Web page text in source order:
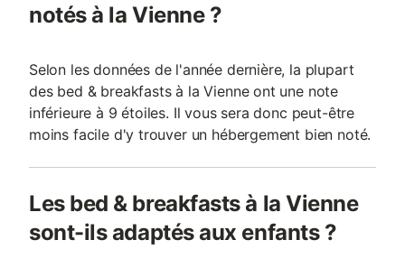
notés à la Vienne ?
Selon les données de l'année dernière, la plupart
des bed & breakfasts à la Vienne ont une note
inférieure à 9 étoiles. Il vous sera donc peut-être
moins facile d'y trouver un hébergement bien noté.
Les bed & breakfasts à la Vienne
sont-ils adaptés aux enfants ?